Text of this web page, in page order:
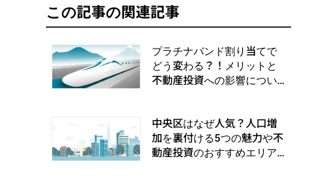
この記事の関連記事
プラチナバンド割り当てで
どう変わる？！メリットと
不動産投資への影響につい
中央区はなぜ人気？人口増
加を裏付ける5つの魅力や不
動産投資のおすすめエリア